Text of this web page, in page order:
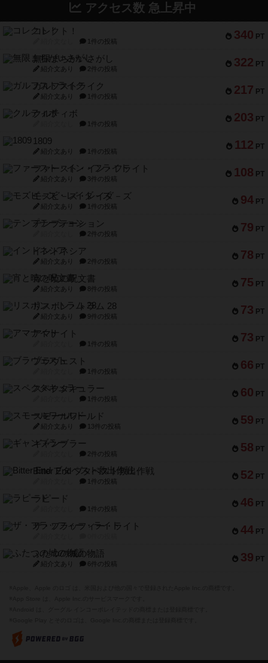
アクセス数 急上昇中
340 PT
コレクト！
1件の投稿
322 PT
無限まちがいさがし
紹介文あり 2件の投稿
217 PT
ガルフストライク
紹介文あり 1件の投稿
203 PT
クルティボ
1件の投稿
112 PT
1809
紹介文あり 1件の投稿
108 PT
ファースト・イン・フライト
紹介文あり 3件の投稿
94 PT
モズビ－ズ・レイダ－ズ
紹介文あり 1件の投稿
79 PT
テンプテーション
2件の投稿
78 PT
インドネシア
紹介文あり 2件の投稿
75 PT
宵と暁の呪文書
紹介文あり 8件の投稿
73 PT
リスボン・トラム 28
紹介文あり 9件の投稿
73 PT
アマナイト
1件の投稿
66 PT
ブラヴェスト
1件の投稿
60 PT
スペクタキュラー
1件の投稿
59 PT
スモールワールド
紹介文あり 13件の投稿
58 PT
ギャンブラー
2件の投稿
52 PT
Bitter End ブタペスト救出作戦
1件の投稿
46 PT
ラピード
1件の投稿
44 PT
ザ・フラッフィー・ライト
39 PT
ふたつの城の物語
紹介文あり 6件の投稿